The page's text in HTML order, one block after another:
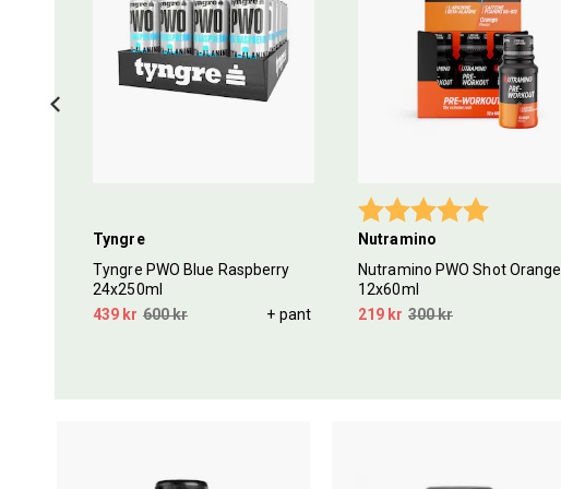
Tyngre
Tyngre PWO Blue Raspberry
24x250ml
439 kr 600 kr + pant
Betyg:
Nutramino
Nutramino PWO Shot Orange
12x60ml
219 kr 300 kr